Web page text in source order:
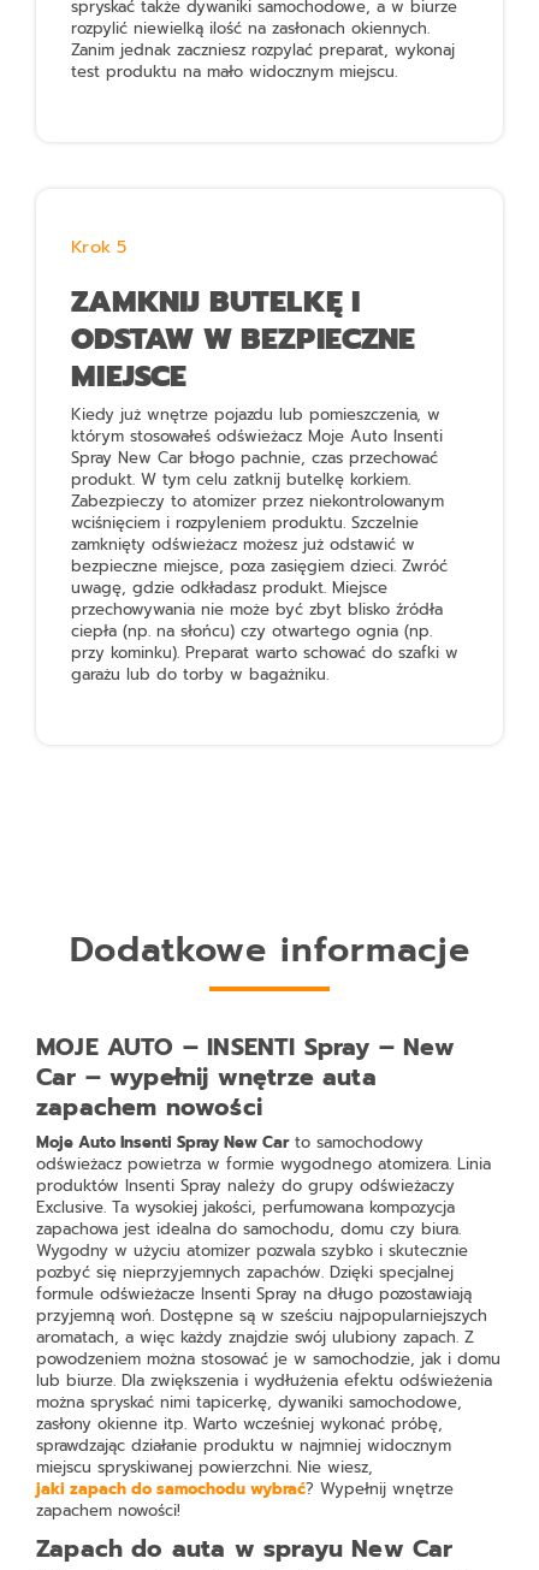
spryskać także dywaniki samochodowe, a w biurze
rozpylić niewielką ilość na zasłonach okiennych.
Zanim jednak zaczniesz rozpylać preparat, wykonaj
test produktu na mało widocznym miejscu.
Krok 5
ZAMKNIJ BUTELKĘ I
ODSTAW W BEZPIECZNE
MIEJSCE
Kiedy już wnętrze pojazdu lub pomieszczenia, w
którym stosowałeś odświeżaczMoje Auto Insenti
Spray New Car błogo pachnie, czas przechować
produkt. W tym celu zatknij butelkę korkiem.
Zabezpieczy to atomizer przez niekontrolowanym
wciśnięciem i rozpyleniem produktu. Szczelnie
zamknięty odświeżacz możesz już odstawić w
bezpieczne miejsce, poza zasięgiem dzieci. Zwróć
uwagę, gdzie odkładasz produkt. Miejsce
przechowywania nie może być zbyt blisko źródła
ciepła (np. na słońcu) czy otwartego ognia (np.
przy kominku). Preparat warto schować do szafki w
garażu lub do torby w bagażniku.
Dodatkowe informacje
MOJE AUTO – INSENTI Spray – New
Car – wypełnij wnętrze auta
zapachem nowości
Moje Auto Insenti Spray New Carto samochodowy
odświeżacz powietrza w formie wygodnego atomizera. Linia
produktów Insenti Spray należy do grupy odświeżaczy
Exclusive. Ta wysokiej jakości, perfumowana kompozycja
zapachowa jest idealna do samochodu, domu czy biura.
Wygodny w użyciu atomizer pozwala szybko i skutecznie
pozbyć się nieprzyjemnych zapachów. Dzięki specjalnej
formule odświeżacze Insenti Spray na długo pozostawiają
przyjemną woń. Dostępne są w sześciu najpopularniejszych
aromatach, a więc każdy znajdzie swój ulubiony zapach. Z
powodzeniem można stosować je w samochodzie, jak i domu
lub biurze. Dla zwiększenia i wydłużenia efektu odświeżenia
można spryskać nimi tapicerkę, dywaniki samochodowe,
zasłony okienne itp. Warto wcześniej wykonać próbę,
sprawdzając działanie produktu w najmniej widocznym
miejscu spryskiwanej powierzchni. Nie wiesz,
jaki zapach do samochodu wybrać? Wypełnij wnętrze
zapachem nowości!
Zapach do auta w sprayu New Car